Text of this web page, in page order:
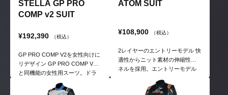
STELLA GP PRO
COMP v2 SUIT
¥192,390 （税込）
GP PRO COMP V2を女性向けに
リデザイン GP PRO COMP V2
と同機能の女性用スーツ。ドラ
イビングポジションを取ったと
きのフィット感を女性向けに最
ATOM SUIT
¥108,900 （税込）
2レイヤーのエントリーモデル 快
適性からニット素材の伸縮性パ
ネルを採用。エントリーモデル
じレベルを実現。